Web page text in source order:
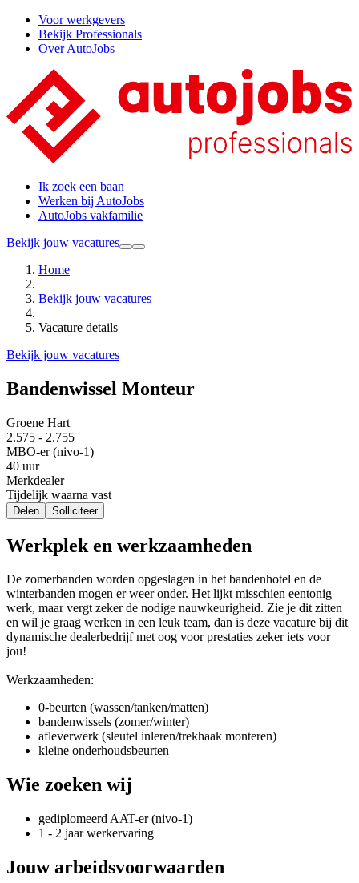
Voor werkgevers
Bekijk Professionals
Over AutoJobs
Ik zoek een baan
Werken bij AutoJobs
AutoJobs vakfamilie
Bekijk jouw vacatures
Home
Bekijk jouw vacatures
Vacature details
Bekijk jouw vacatures
Bandenwissel Monteur
Groene Hart
2.575 - 2.755
MBO-er (nivo-1)
40 uur
Merkdealer
Tijdelijk waarna vast
Delen Solliciteer
Werkplek en werkzaamheden
De zomerbanden worden opgeslagen in het bandenhotel en de
winterbanden mogen er weer onder. Het lijkt misschien eentonig
werk, maar vergt zeker de nodige nauwkeurigheid. Zie je dit zitten
en wil je graag werken in een leuk team, dan is deze vacature bij dit
dynamische dealerbedrijf met oog voor prestaties zeker iets voor
jou!
Werkzaamheden:
0-beurten (wassen/tanken/matten)
bandenwissels (zomer/winter)
afleverwerk (sleutel inleren/trekhaak monteren)
kleine onderhoudsbeurten
Wie zoeken wij
gediplomeerd AAT-er (nivo-1)
1 - 2 jaar werkervaring
Jouw arbeidsvoorwaarden